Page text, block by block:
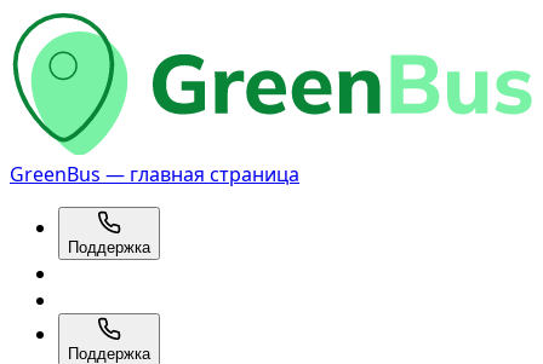
GreenBus — главная страница
Поддержка
Поддержка